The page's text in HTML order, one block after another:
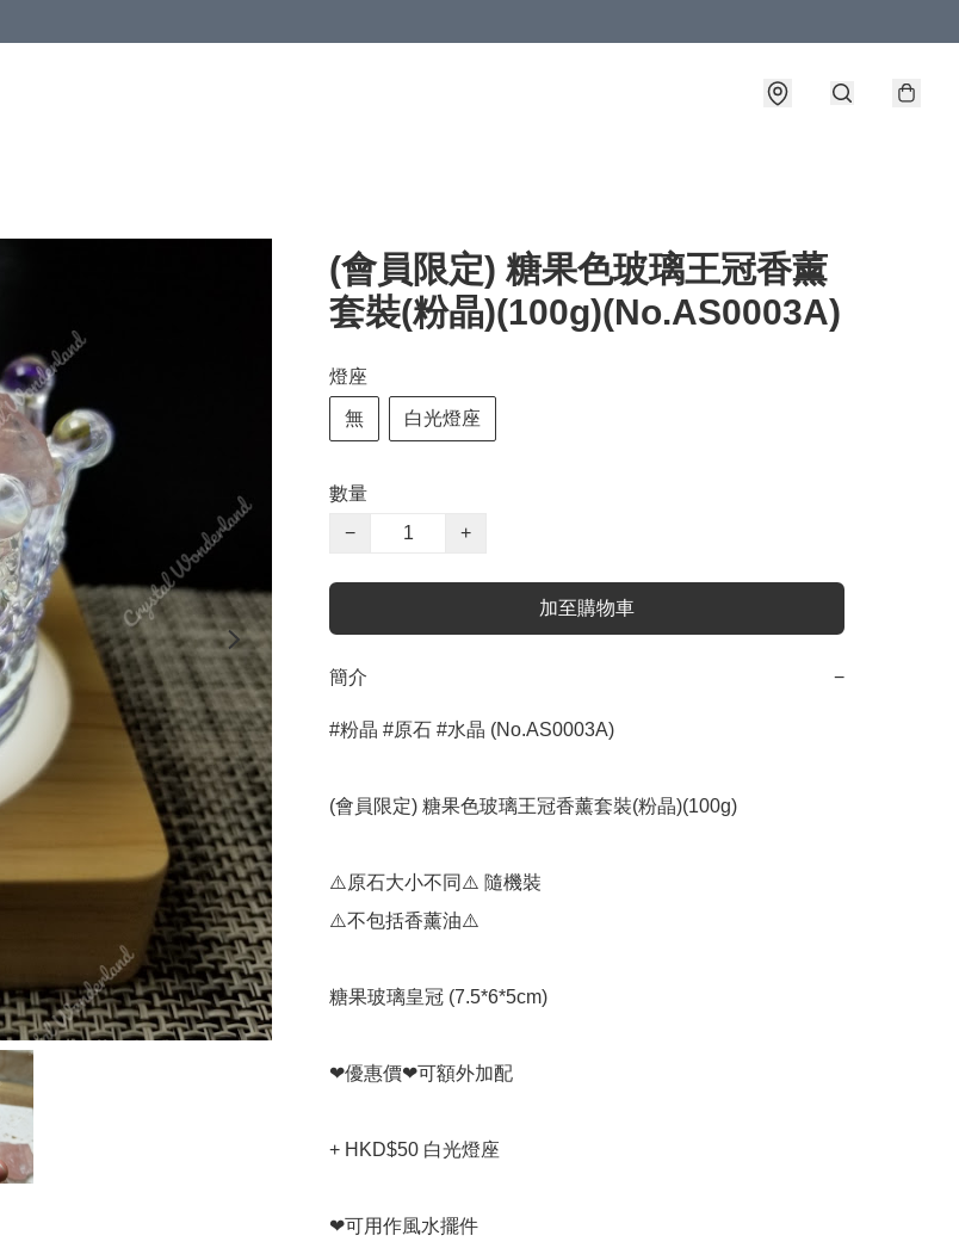
(會員限定) 糖果色玻璃王冠香薰
套裝(粉晶)(100g)(No.AS0003A)
燈座
無 白光燈座
數量
−
+
加至購物車
簡介 −
#粉晶 #原石 #水晶 (No.AS0003A)
(會員限定) 糖果色玻璃王冠香薰套裝(粉晶)(100g)
⚠️原石大小不同⚠️ 隨機裝
⚠️不包括香薰油⚠️
糖果玻璃皇冠 (7.5*6*5cm)
❤優惠價❤可額外加配
+ HKD$50 白光燈座
❤可用作風水擺件